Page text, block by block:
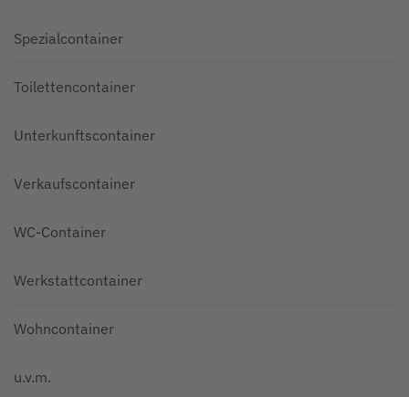
Spezialcontainer
Toilettencontainer
Unterkunftscontainer
Verkaufscontainer
WC-Container
Werkstattcontainer
Wohncontainer
u.v.m.